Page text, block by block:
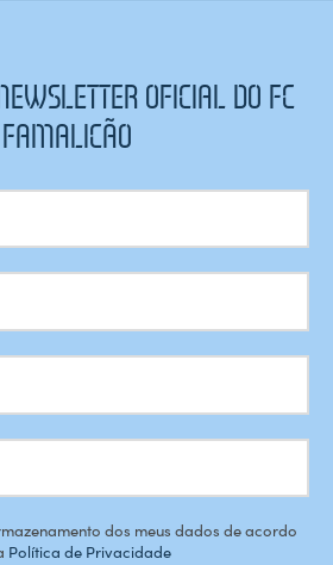
OFICIAL DO FC
FAMALICÃO
dos meus dados de acordo
Política de Privacidade